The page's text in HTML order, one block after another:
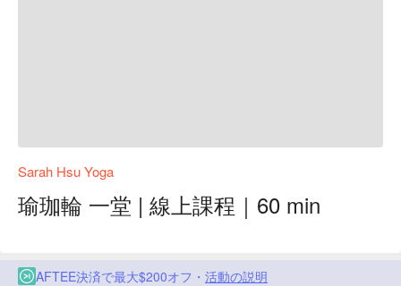
Sarah Hsu Yoga
瑜珈輪 一堂 | 線上課程｜60 min
AFTEE決済で最大$200オフ・ 活動の説明